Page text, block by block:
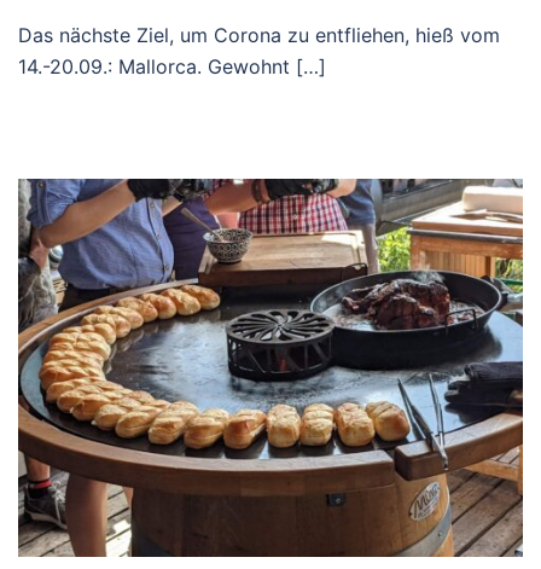
Das nächste Ziel, um Corona zu entfliehen, hieß vom
14.-20.09.: Mallorca. Gewohnt […]